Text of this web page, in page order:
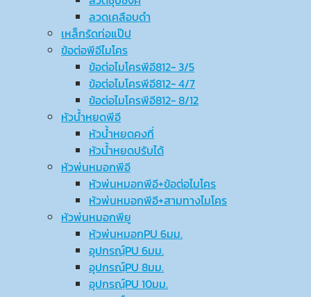
ลวดเคลือบดำ
เหล็กรัดท่อแป๊ป
ข้อต่อพีอีไมโคร
ข้อต่อไมโครพีอี812- 3/5
ข้อต่อไมโครพีอี812- 4/7
ข้อต่อไมโครพีอี812- 8/12
หัวน้ำหยดพีอี
หัวน้ำหยดคงที่
หัวน้ำหยดปรับได้
หัวพ่นหมอกพีอี
หัวพ่นหมอกพีอี+ข้อต่อไมโคร
หัวพ่นหมอกพีอี+สามทางไมโคร
หัวพ่นหมอกพียู
หัวพ่นหมอกPU 6มม.
อุปกรณ์ฺPU 6มม.
อุปกรณ์ฺPU 8มม.
อุปกรณ์ฺPU 10มม.